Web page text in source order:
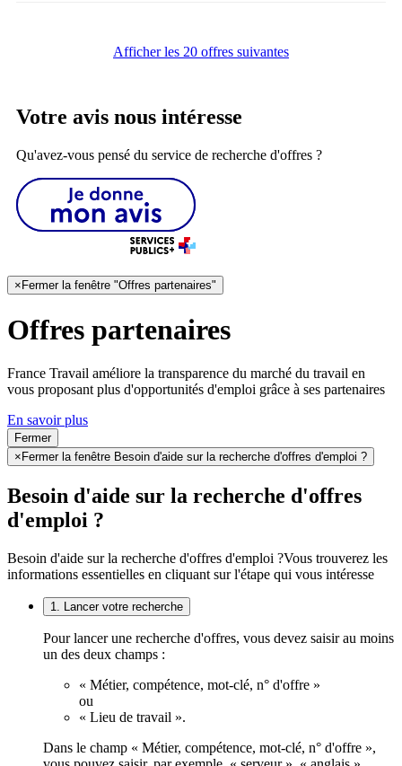
Afficher les 20 offres suivantes
Votre avis nous intéresse
Qu'avez-vous pensé du service de recherche d'offres ?
×Fermer la fenêtre "Offres partenaires"
Offres partenaires
France Travail améliore la transparence du marché du travail en
vous proposant plus d'opportunités d'emploi grâce à ses partenaires
En savoir plus
Fermer
× Fermer la fenêtre Besoin d'aide sur la recherche d'offres d'emploi ?
Besoin d'aide sur la recherche d'offres
d'emploi ?
Besoin d'aide sur la recherche d'offres d'emploi ?Vous trouverez les
informations essentielles en cliquant sur l'étape qui vous intéresse
1. Lancer votre recherche
Pour lancer une recherche d'offres, vous devez saisir au moins
un des deux champs :
« Métier, compétence, mot-clé, n° d'offre »
ou
« Lieu de travail ».
Dans le champ « Métier, compétence, mot-clé, n° d'offre »,